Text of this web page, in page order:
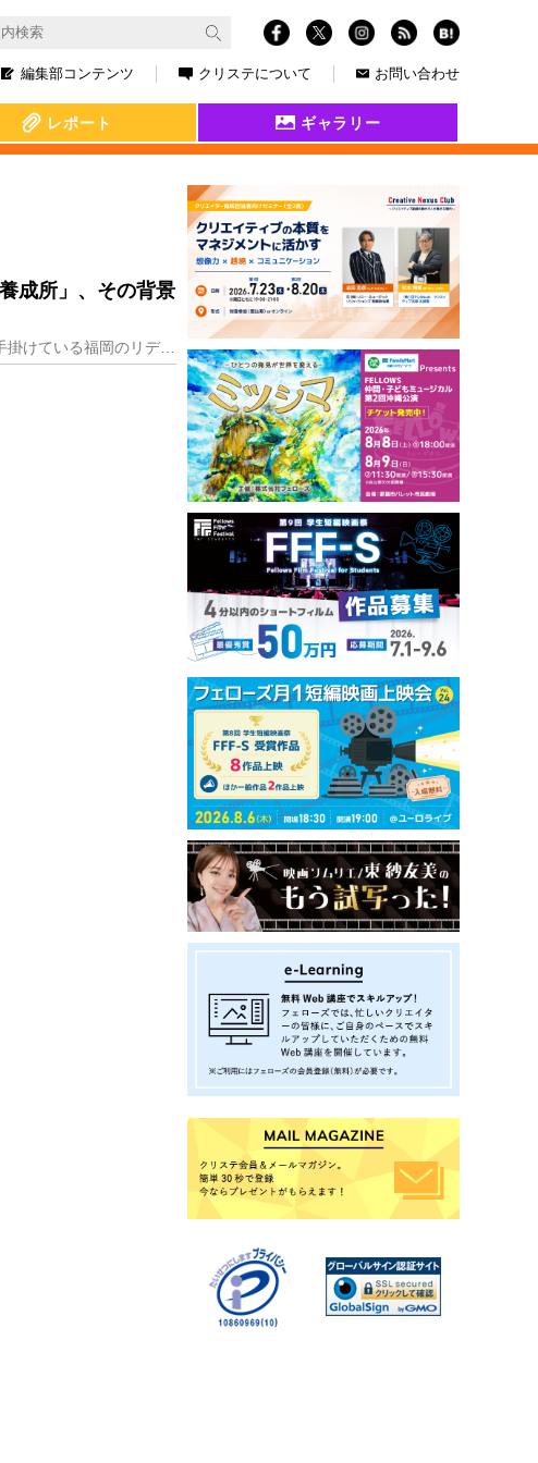
編集部コンテンツ クリステについて お問い合わせ
レポート ギャラリー
成所」、その背景
企業の「デザインアドバイスパートナー」として顧客と伴走しながら長く愛されるデザインを手掛けている福岡のリディアミックス株式会社。Webサイトやランディングページ